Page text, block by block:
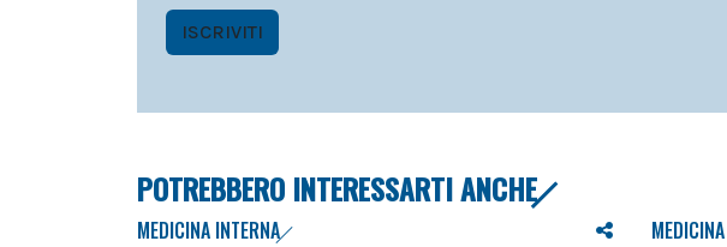
ISCRIVITI
POTREBBERO INTERESSARTI ANCHE
MEDICINA INTERNA